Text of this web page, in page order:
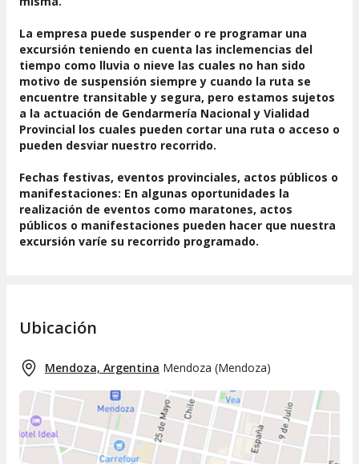
La empresa puede suspender o re programar una
excursión teniendo en cuenta las inclemencias del
tiempo como lluvia o nieve las cuales no han sido
motivo de suspensión siempre y cuando la ruta se
encuentre transitable y segura, pero estamos sujetos
a la actuación de Gendarmería Nacional y Vialidad
Provincial los cuales pueden cortar una ruta o acceso o
pueden desviar nuestro recorrido.
Fechas festivas, eventos provinciales, actos públicos o
manifestaciones: En algunas oportunidades la
realización de eventos como maratones, actos
públicos o manifestaciones pueden hacer que nuestra
excursión varíe su recorrido programado.
Ubicación
Mendoza, Argentina Mendoza (Mendoza)